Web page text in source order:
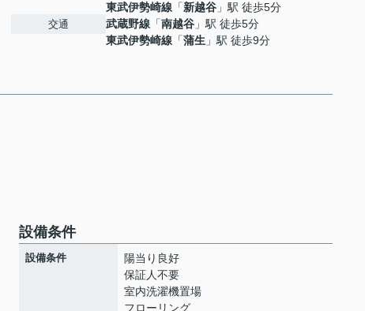
交通
東武伊勢崎線 「新越谷 」駅 徒歩5分
武蔵野線 「南越谷 」駅 徒歩5分
東武伊勢崎線 「蒲生 」駅 徒歩9分
設備条件
設備条件
陽当り良好
保証人不要
室内洗濯機置場
フローリング